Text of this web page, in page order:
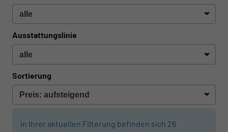
Ausstattungslinie
Sortierung
In Ihrer aktuellen Filterung befinden sich 26